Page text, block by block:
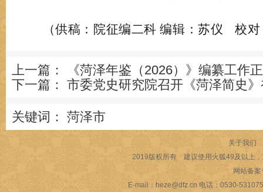
（供稿：院征编二科编辑：苏仪 校
上一篇：
《菏泽年鉴（2026）》编纂工作
下一篇： 市委党史研究院召开《菏泽简史
关键词： 菏泽市
关于我们
2019版权所有 建议使用火狐49及以上
网站备案
E-mail：heze@dfz.cn 电话：0530-